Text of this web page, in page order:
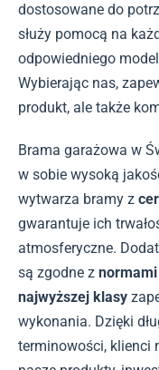
dostosowane do
służy pomocą na
odpowiedniego
Wybierając nas,
produkt, ale także
Brama garażowa w
w sobie wysoką
wytwarza bramy z
gwarantuje ich
atmosferyczne.
są zgodne z
najwyższej klasy
wykonania. Dzięki
terminowości, klienci